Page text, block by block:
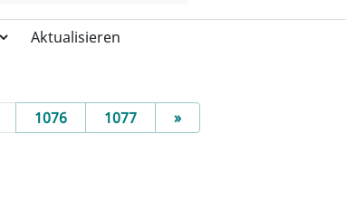
Aktualisieren
1076 1077 »Next